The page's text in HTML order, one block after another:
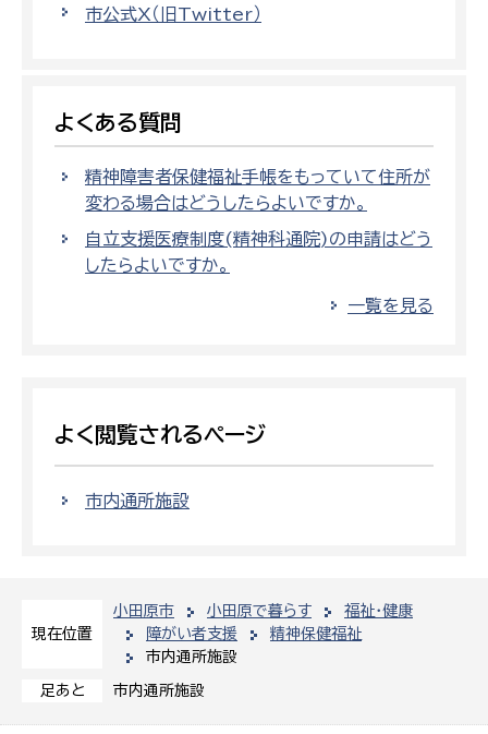
現在位置
小田原市 小田原で暮らす
福祉・健康
障がい者支援
精神保健福祉
市内通所施設
足あと 市内通所施設
市公式X（旧Twitter）
よくある質問
精神障害者保健福祉手帳をもっていて住所が
変わる場合はどうしたらよいですか。
自立支援医療制度(精神科通院)の申請はどう
したらよいですか。
一覧を見る
よく閲覧されるページ
市内通所施設